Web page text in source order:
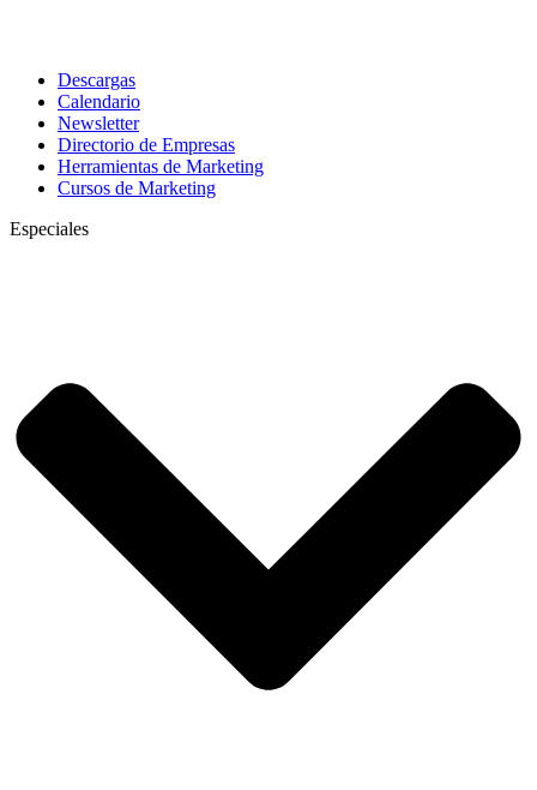
Descargas
Calendario
Newsletter
Directorio de Empresas
Herramientas de Marketing
Cursos de Marketing
Especiales